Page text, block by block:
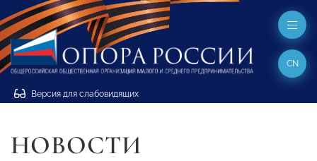
Версия для слабовидящих
CN
НОВОСТИ